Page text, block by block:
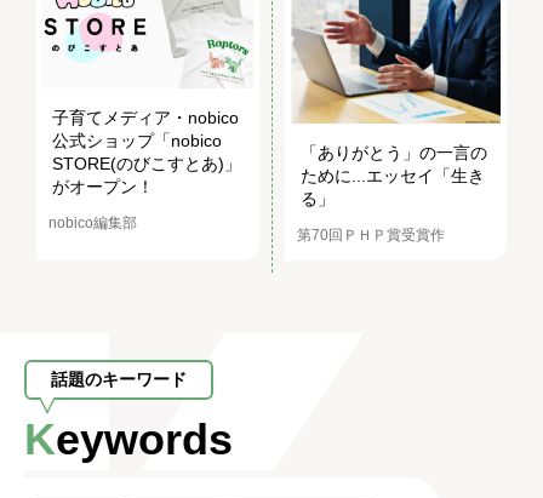
子育てメディア・nobico
公式ショップ「nobico
STORE(のびこすとあ)」
がオープン！
nobico編集部
「ありがとう」の一言の
ために...エッセイ「生き
る」
第70回ＰＨＰ賞受賞作
話題のキーワード
Keywords